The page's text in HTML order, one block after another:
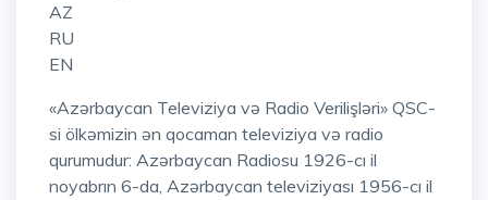
AZ
RU
EN
«Azərbaycan Televiziya və Radio Verilişləri» QSC-
si ölkəmizin ən qocaman televiziya və radio
qurumudur: Azərbaycan Radiosu 1926-cı il
noyabrın 6-da, Azərbaycan televiziyası 1956-cı il